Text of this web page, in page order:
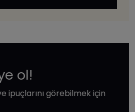
ol!
ipuçlarını görebilmek için